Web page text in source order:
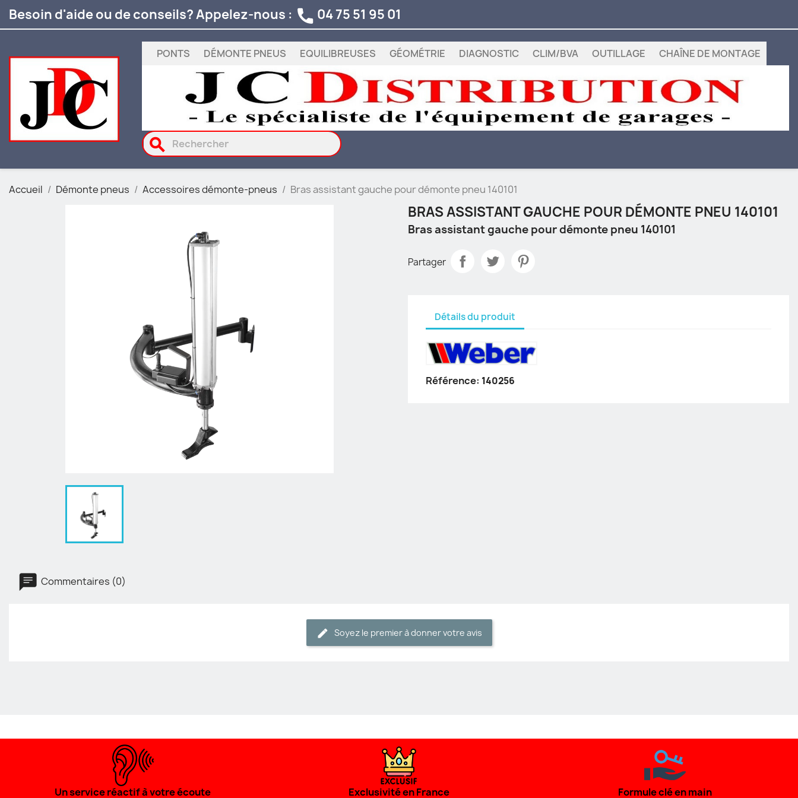
Besoin d'aide ou de conseils? Appelez-nous :  04 75 51 95 01
PONTS DÉMONTE PNEUS EQUILIBREUSES GÉOMÉTRIE DIAGNOSTIC CLIM/BVA OUTILLAGE CHAÎNE DE MONTAGE
search
Accueil Démonte pneus Accessoires démonte-pneus Bras assistant gauche pour démonte pneu 140101
BRAS ASSISTANT GAUCHE POUR DÉMONTE PNEU 140101
Bras assistant gauche pour démonte pneu 140101
Partager
Détails du produit
Référence: 140256
Commentaires (0)
Soyez le premier à donner votre avis
Un service réactif à votre écoute Exclusivité en France Formule clé en main